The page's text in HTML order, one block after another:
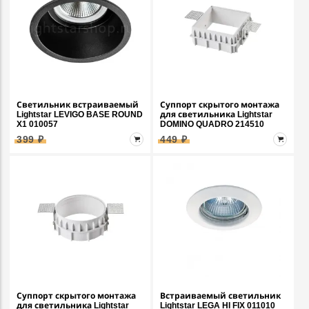
Светильник встраиваемый
Lightstar LEVIGO BASE ROUND
X1 010057
399 ₽
Суппорт скрытого монтажа
для светильника Lightstar
DOMINO QUADRO 214510
449 ₽
Суппорт скрытого монтажа
для светильника Lightstar
Встраиваемый светильник
Lightstar LEGA HI FIX 011010